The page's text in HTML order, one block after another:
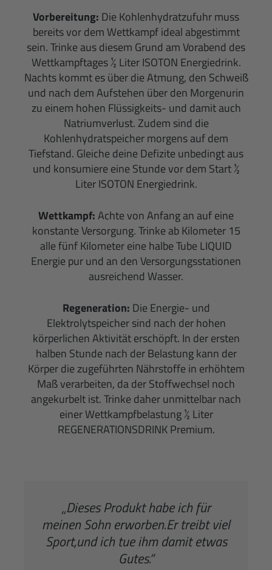
Vorbereitung: Die Kohlenhydratzufuhr muss
bereits vor dem Wettkampf ideal abgestimmt
sein. Trinke aus diesem Grund am Vorabend des
Wettkampftages ½ Liter ISOTON Energiedrink.
Nachts kommt es über die Atmung, den Schweiß
und nach dem Aufstehen über den Morgenurin
zu einem hohen Flüssigkeits- und damit auch
Natriumverlust. Zudem sind die
Kohlenhydratspeicher morgens auf dem
Tiefstand. Gleiche deine Defizite unbedingt aus
und konsumiere eine Stunde vor dem Start ½
Liter ISOTON Energiedrink.
Wettkampf:Achte von Anfang an auf eine
konstante Versorgung. Trinke ab Kilometer 15
alle fünf Kilometer eine halbe Tube LIQUID
Energie pur und an den Versorgungsstationen
ausreichend Wasser.
Regeneration: Die Energie- und
Elektrolytspeicher sind nach der hohen
körperlichen Aktivität erschöpft. In der ersten
halben Stunde nach der Belastung kann der
Körper die zugeführten Nährstoffe in erhöhtem
Maß verarbeiten, da der Stoffwechsel noch
angekurbelt ist. Trinke daher unmittelbar nach
einer Wettkampfbelastung ½ Liter
REGENERATIONSDRINK Premium.
„Dieses Produkt habe ich für
meinen Sohn erworben.Er treibt viel
Sport,und ich tue ihm damit etwas
Gutes.”